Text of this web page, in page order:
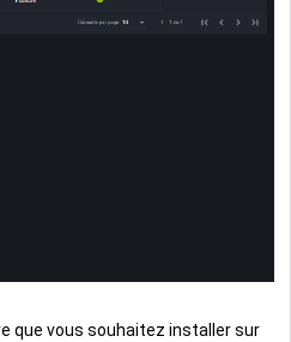
que vous souhaitez installer sur